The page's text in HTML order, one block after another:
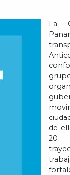
La
de
20